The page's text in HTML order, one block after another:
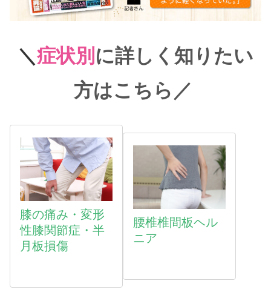
＼症状別 に詳しく知りたい
方はこちら ／
膝の痛み・変形
性膝関節症・半
月板損傷
腰椎椎間板ヘル
ニア